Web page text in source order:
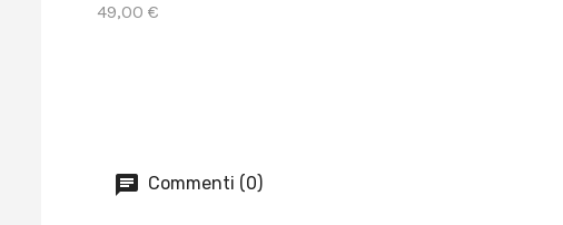
49,00 €
Commenti (0)